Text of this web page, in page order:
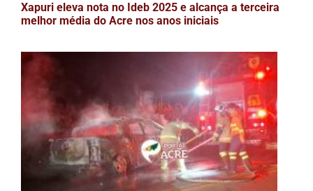
Xapuri eleva nota no Ideb 2025 e alcança a terceira
melhor média do Acre nos anos iniciais